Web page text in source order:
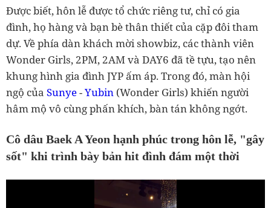
Được biết, hôn lễ được tổ chức riêng tư, chỉ có gia
đình, họ hàng và bạn bè thân thiết của cặp đôi tham
dự. Về phía dàn khách mời showbiz, các thành viên
Wonder Girls, 2PM, 2AM và DAY6 đã tề tựu, tạo nên
khung hình gia đình JYP ấm áp. Trong đó, màn hội
ngộ của Sunye-Yubin (Wonder Girls) khiến người
hâm mộ vô cùng phấn khích, bàn tán không ngớt.
Cô dâu Baek A Yeon hạnh phúc trong hôn lễ, "gây
sốt" khi trình bày bản hit đình đám một thời